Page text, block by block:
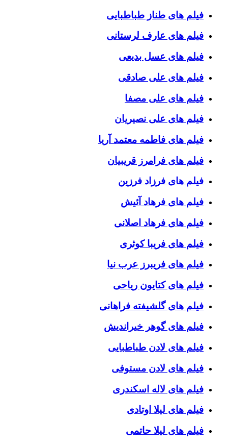
فیلم های طناز طباطبایی
فیلم های عارف لرستانی
فیلم های عسل بدیعی
فیلم های علی صادقی
فیلم های علی مصفا
فیلم های علی نصیریان
فیلم های فاطمه معتمد آریا
فیلم های فرامرز قریبیان
فیلم های فرزاد فرزین
فیلم های فرهاد آئیش
فیلم های فرهاد اصلانی
فیلم های فریبا کوثری
فیلم های فریبرز عرب نیا
فیلم های کتایون ریاحی
فیلم های گلشیفته فراهانی
فیلم های گوهر خیراندیش
فیلم های لادن طباطبایی
فیلم های لادن مستوفی
فیلم های لاله اسکندری
فیلم های لیلا اوتادی
فیلم های لیلا حاتمی